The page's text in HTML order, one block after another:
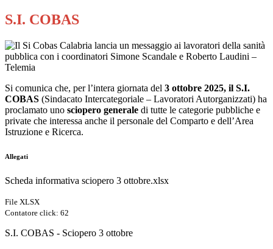
S.I. COBAS
Si comunica che, per l’intera giornata del 3 ottobre 2025, il S.I.
COBAS (Sindacato Intercategoriale – Lavoratori Autorganizzati) ha
proclamato uno sciopero generale di tutte le categorie pubbliche e
private che interessa anche il personale del Comparto e dell’Area
Istruzione e Ricerca.
Allegati
Scheda informativa sciopero 3 ottobre.xlsx
File XLSX
Contatore click: 62
S.I. COBAS - Sciopero 3 ottobre